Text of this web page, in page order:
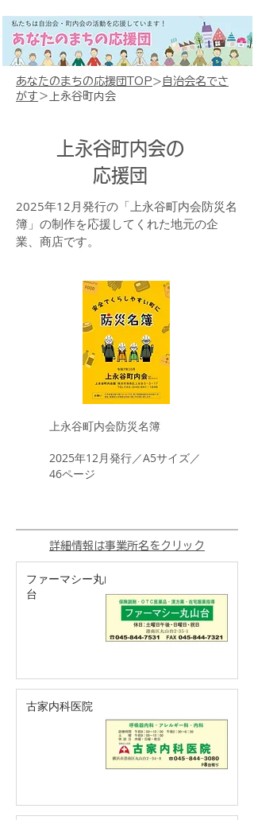
あなたのまちの応援団TOP> 自治会名でさ
がす ＞上永谷町内会
上永谷町内会の
応援団
2025年12月発行の「上永谷町内会防災名
簿」の制作を応援してくれた地元の企
業、商店です。
上永谷町内会防災名簿
​2025年12月発行／A5サイズ／
46ページ
​詳細情報は事業所名をクリック
ファーマシー丸山
台
古家内科医院